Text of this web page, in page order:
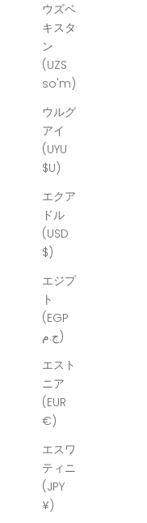
ウズベ
キスタ
ン
(UZS
so'm)
ウルグ
アイ
(UYU
$U)
エクア
ドル
(USD
$)
エジプ
ト
(EGP
ج.م)
エスト
ニア
(EUR
€)
エスワ
ティニ
(JPY
¥)